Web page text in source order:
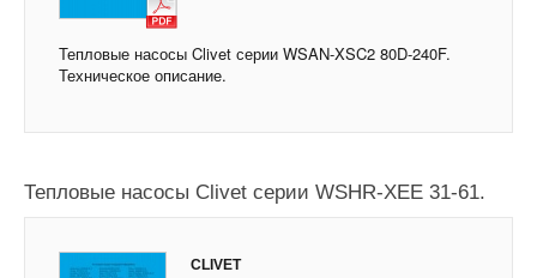
Тепловые насосы Clivet серии WSAN-XSC2 80D-240F.
Техническое описание.
Тепловые насосы Clivet серии WSHR-XEE 31-61.
CLIVET